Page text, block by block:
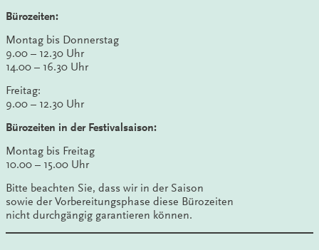
Bürozeiten:
Montag bis Donnerstag
9.00 – 12.30 Uhr
14.00 – 16.30 Uhr
Freitag:
9.00 – 12.30 Uhr
Bürozeiten in der Festivalsaison:
Montag bis Freitag
10.00 – 15.00 Uhr
Bitte beachten Sie, dass wir in der Saison
sowie der Vorbereitungsphase diese Bürozeiten
nicht durchgängig garantieren können.